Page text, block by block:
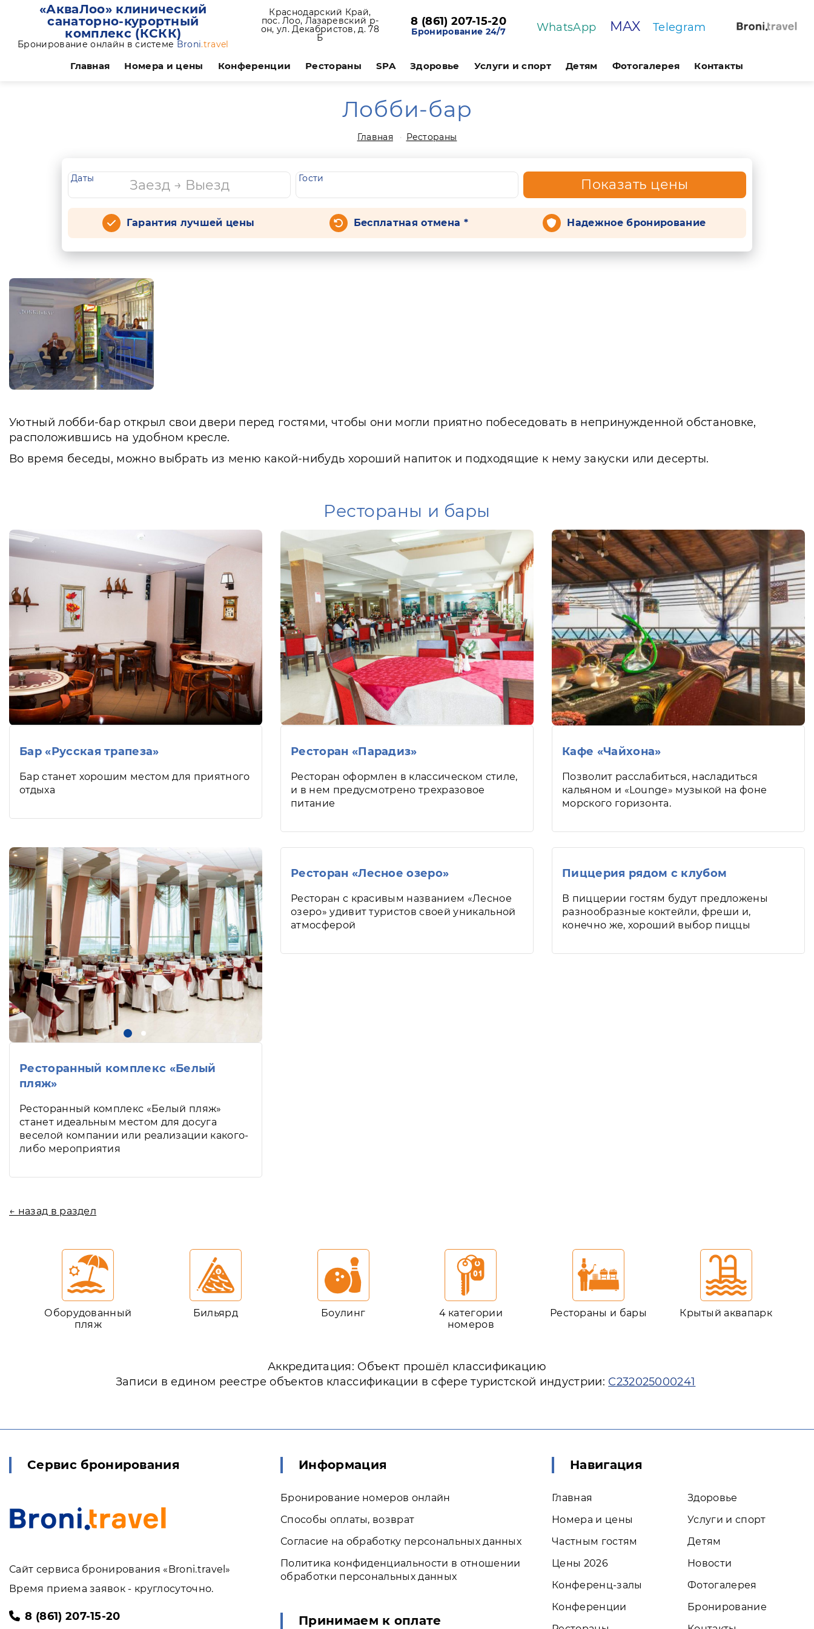
«АкваЛоо» клинический
санаторно-курортный
комплекс (КСКК)
Бронирование онлайн в системе Broni.travel
Краснодарский Край,
пос. Лоо, Лазаревский р-
он, ул. Декабристов, д. 78
Б
8 (861) 207-15-20
Бронирование 24/7 WhatsApp MAX Telegram
Главная Номера и цены Конференции Рестораны SPA Здоровье Услуги и спорт Детям Фотогалерея Контакты
Лобби-бар
Главная Рестораны
Даты Гости Показать цены
Гарантия лучшей цены Бесплатная отмена * Надежное бронирование
Уютный лобби-бар открыл свои двери перед гостями, чтобы они могли приятно побеседовать в непринужденной обстановке,
расположившись на удобном кресле.
Во время беседы, можно выбрать из меню какой-нибудь хороший напиток и подходящие к нему закуски или десерты.
Рестораны и бары
Бар «Русская трапеза»
Бар станет хорошим местом для приятного
отдыха
Ресторан «Парадиз»
Ресторан оформлен в классическом стиле,
и в нем предусмотрено трехразовое
питание
Кафе «Чайхона»
Позволит расслабиться, насладиться
кальяном и «Lounge» музыкой на фоне
морского горизонта.
Ресторанный комплекс «Белый
пляж»
Ресторанный комплекс «Белый пляж»
станет идеальным местом для досуга
веселой компании или реализации какого-
либо мероприятия
Ресторан «Лесное озеро»
Ресторан с красивым названием «Лесное
озеро» удивит туристов своей уникальной
атмосферой
Пиццерия рядом с клубом
В пиццерии гостям будут предложены
разнообразные коктейли, фреши и,
конечно же, хороший выбор пиццы
← назад в раздел
Оборудованный
пляж
Бильярд Боулинг
4 категории
номеров
Рестораны и бары Крытый аквапарк
Аккредитация: Объект прошёл классификацию
Записи в едином реестре объектов классификации в сфере туристской индустрии: С232025000241
Сервис бронирования
Сайт сервиса бронирования «Broni.travel»
Время приема заявок - круглосуточно.
8 (861) 207-15-20
Информация
Бронирование номеров онлайн
Способы оплаты, возврат
Согласие на обработку персональных данных
Политика конфиденциальности в отношении
обработки персональных данных
Принимаем к оплате
Навигация
Главная
Номера и цены
Частным гостям
Цены 2026
Конференц-залы
Конференции
Здоровье
Услуги и спорт
Детям
Новости
Фотогалерея
Бронирование